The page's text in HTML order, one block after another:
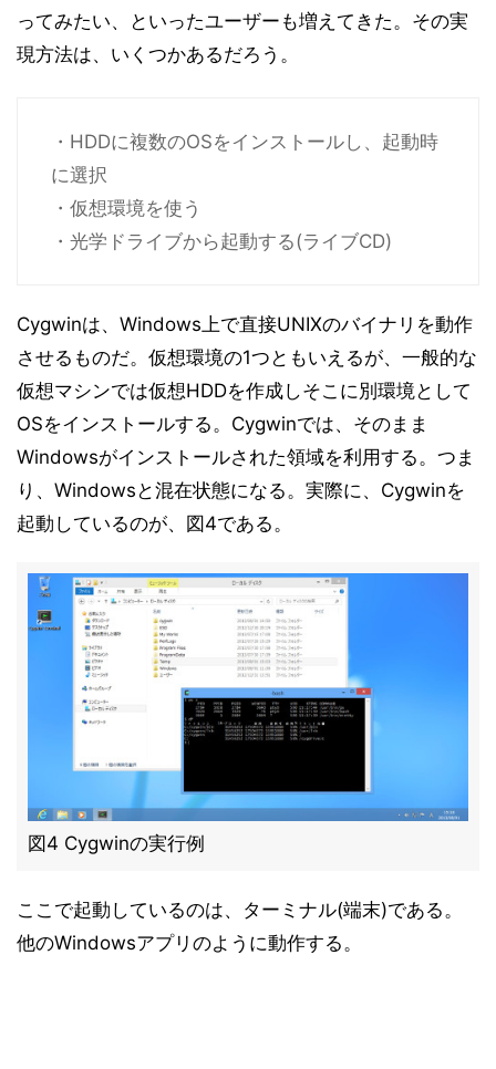
ってみたい、といったユーザーも増えてきた。その実
現方法は、いくつかあるだろう。
・HDDに複数のOSをインストールし、起動時
に選択
・仮想環境を使う
・光学ドライブから起動する(ライブCD)
Cygwinは、Windows上で直接UNIXのバイナリを動作
させるものだ。仮想環境の1つともいえるが、一般的な
仮想マシンでは仮想HDDを作成しそこに別環境として
OSをインストールする。Cygwinでは、そのまま
Windowsがインストールされた領域を利用する。つま
り、Windowsと混在状態になる。実際に、Cygwinを
起動しているのが、図4である。
図4 Cygwinの実行例
ここで起動しているのは、ターミナル(端末)である。
他のWindowsアプリのように動作する。